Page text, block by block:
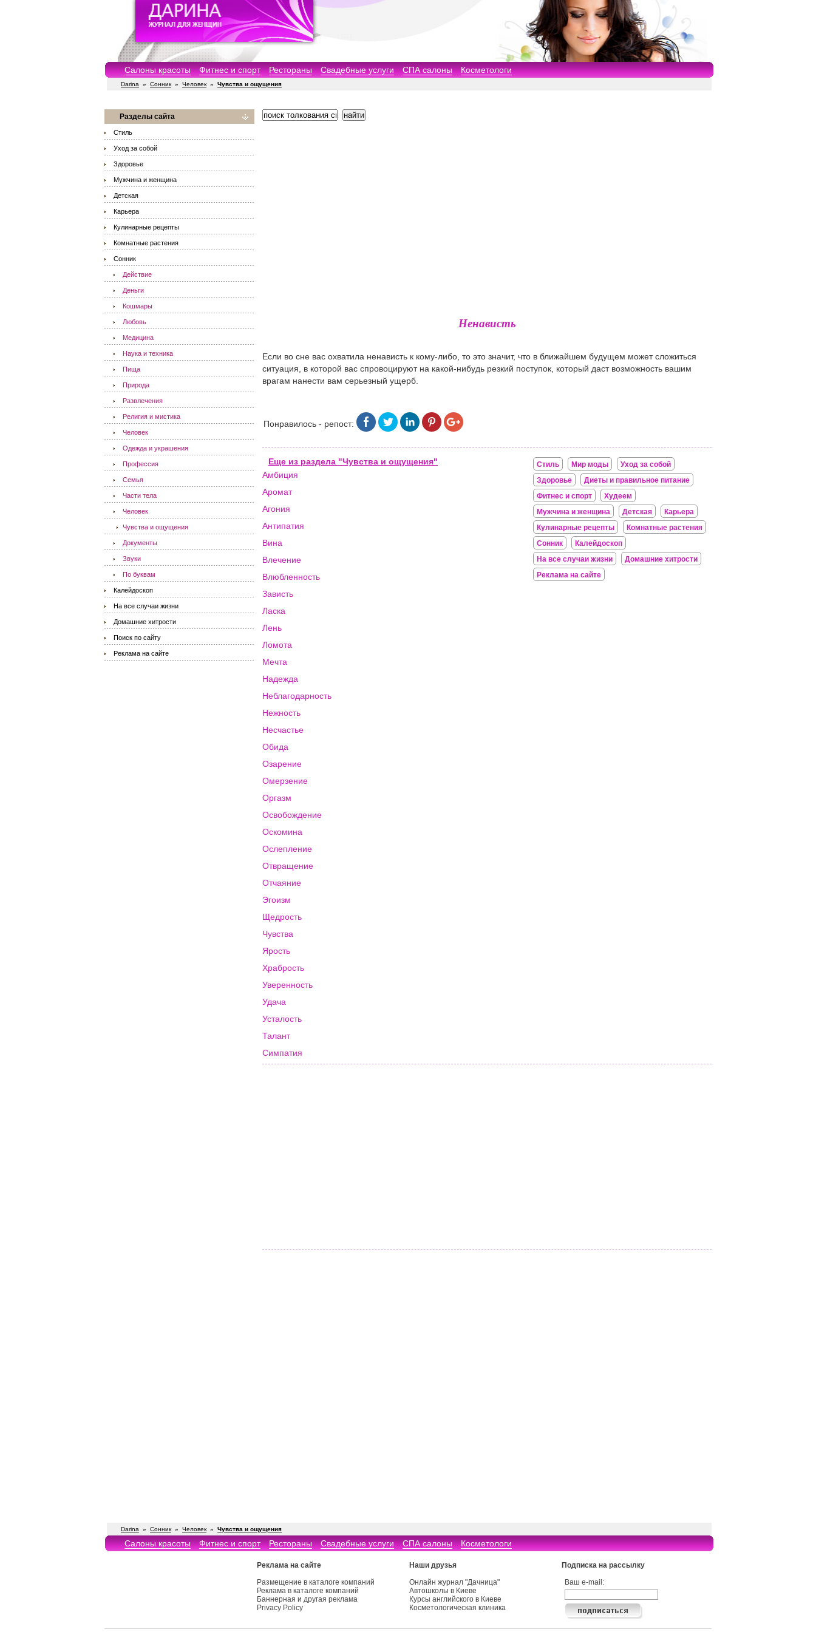
Салоны красоты Фитнес и спорт Рестораны Свадебные услуги СПА салоны Косметологи
Darina » Сонник » Человек » Чувства и ощущения
Разделы сайта
Стиль
Уход за собой
Здоровье
Мужчина и женщина
Детская
Карьера
Кулинарные рецепты
Комнатные растения
Сонник
Действие
Деньги
Кошмары
Любовь
Медицина
Наука и техника
Пища
Природа
Развлечения
Религия и мистика
Человек
Одежда и украшения
Профессия
Семья
Части тела
Человек
Чувства и ощущения
Документы
Звуки
По буквам
Калейдоскоп
На все случаи жизни
Домашние хитрости
Поиск по сайту
Реклама на сайте
Ненависть
Если во сне вас охватила ненависть к кому-либо, то это значит, что в ближайшем будущем может сложиться
ситуация, в которой вас спровоцируют на какой-нибудь резкий поступок, который даст возможность вашим
врагам нанести вам серьезный ущерб.
Понравилось - репост:
Еще из раздела "Чувства и ощущения"
Амбиция
Аромат
Агония
Антипатия
Вина
Влечение
Влюбленность
Зависть
Ласка
Лень
Ломота
Мечта
Надежда
Неблагодарность
Нежность
Несчастье
Обида
Озарение
Омерзение
Оргазм
Освобождение
Оскомина
Ослепление
Отвращение
Отчаяние
Эгоизм
Щедрость
Чувства
Ярость
Храбрость
Уверенность
Удача
Усталость
Талант
Симпатия
Стиль Мир моды
Уход за собой
Здоровье
Диеты и правильное питание
Фитнес и спорт
Худеем
Мужчина и женщина
Детская
Карьера
Кулинарные рецепты
Комнатные растения
Сонник
Калейдоскоп
На все случаи жизни
Домашние хитрости
Реклама на сайте
Darina » Сонник » Человек » Чувства и ощущения
Салоны красоты Фитнес и спорт Рестораны Свадебные услуги СПА салоны Косметологи
Реклама на сайте
Размещение в каталоге компаний
Реклама в каталоге компаний
Баннерная и другая реклама
Privacy Policy
Наши друзья
Онлайн журнал "Дачница"
Автошколы в Киеве
Курсы английского в Киеве
Косметологическая клиника
Подписка на рассылку
Ваш e-mail: